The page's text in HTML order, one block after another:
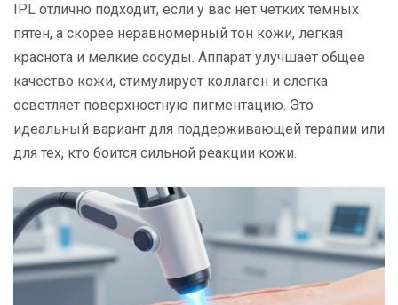
IPL отлично подходит, если у вас нет четких темных
пятен, а скорее неравномерный тон кожи, легкая
краснота и мелкие сосуды. Аппарат улучшает общее
качество кожи, стимулирует коллаген и слегка
осветляет поверхностную пигментацию. Это
идеальный вариант для поддерживающей терапии или
для тех, кто боится сильной реакции кожи.